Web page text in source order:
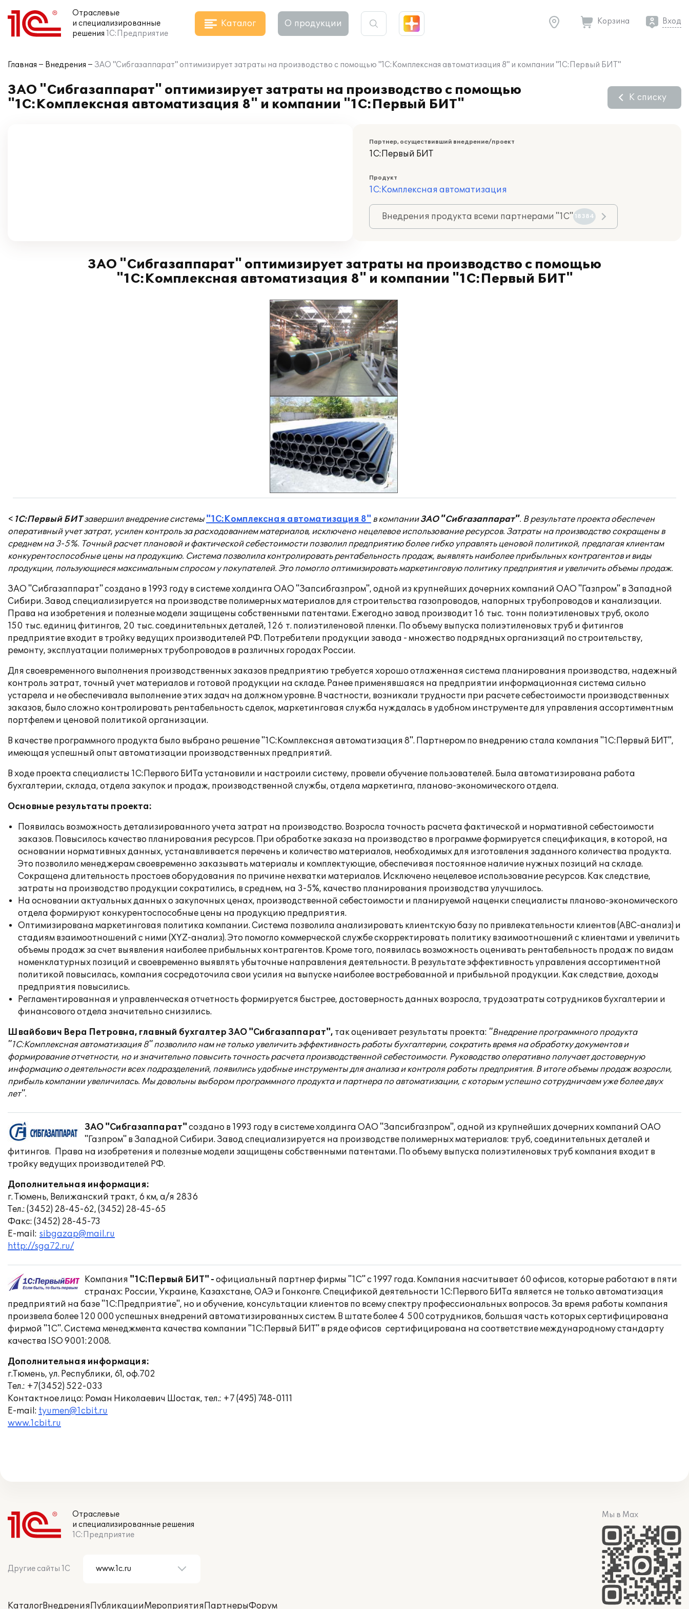
Отраслевые
и специализированные
решения 1С:Предприятие
Каталог О продукции Корзина Вход
Главная Внедрения ЗАО "Сибгазаппарат" оптимизирует затраты на производство с помощью "1С:Комплексная автоматизация 8" и компании "1С:Первый БИТ"
ЗАО "Сибгазаппарат" оптимизирует затраты на производство с помощью
"1С:Комплексная автоматизация 8" и компании "1С:Первый БИТ"
К списку
Партнер, осуществивший внедрение/проект
1С:Первый БИТ
Продукт
1С:Комплексная автоматизация
Внедрения продукта всеми партнерами "1С" 18384
ЗАО "Сибгазаппарат" оптимизирует затраты на производство с помощью
"1С:Комплексная автоматизация 8" и компании "1С:Первый БИТ"
< 1С:Первый БИТзавершил внедрение системы "1С:Комплексная автоматизация 8" в компанииЗАО "Сибгазаппарат". В результате проекта обеспечен
оперативный учет затрат, усилен контроль за расходованием материалов, исключено нецелевое использование ресурсов. Затраты на производство сокращены в
среднем на 3-5%. Точный расчет плановой и фактической себестоимости позволил предприятию более гибко управлять ценовой политикой, предлагая клиентам
конкурентоспособные цены на продукцию. Система позволила контролировать рентабельность продаж, выявлять наиболее прибыльных контрагентов и виды
продукции, пользующиеся максимальным спросом у покупателей. Это помогло оптимизировать маркетинговую политику предприятия и увеличить объемы продаж.
ЗАО "Сибгазаппарат" создано в 1993 году в системе холдинга ОАО "Запсибгазпром", одной из крупнейших дочерних компаний ОАО "Газпром" в Западной
Сибири. Завод специализируется на производстве полимерных материалов для строительства газопроводов, напорных трубопроводов и канализации.
Права на изобретения и полезные модели защищены собственными патентами. Ежегодно завод производит 16 тыс. тонн полиэтиленовых труб, около
150 тыс. единиц фитингов, 20 тыс. соединительных деталей, 126 т. полиэтиленовой пленки. По объему выпуска полиэтиленовых труб и фитингов
предприятие входит в тройку ведущих производителей РФ. Потребители продукции завода - множество подрядных организаций по строительству,
ремонту, эксплуатации полимерных трубопроводов в различных городах России.
Для своевременного выполнения производственных заказов предприятию требуется хорошо отлаженная система планирования производства, надежный
контроль затрат, точный учет материалов и готовой продукции на складе. Ранее применявшаяся на предприятии информационная система сильно
устарела и не обеспечивала выполнение этих задач на должном уровне. В частности, возникали трудности при расчете себестоимости производственных
заказов, было сложно контролировать рентабельность сделок, маркетинговая служба нуждалась в удобном инструменте для управления ассортиментным
портфелем и ценовой политикой организации.
В качестве программного продукта было выбрано решение "1С:Комплексная автоматизация 8". Партнером по внедрению стала компания "1С:Первый БИТ",
имеющая успешный опыт автоматизации производственных предприятий.
В ходе проекта специалисты 1С:Первого БИТа установили и настроили систему, провели обучение пользователей. Была автоматизирована работа
бухгалтерии, склада, отдела закупок и продаж, производственной службы, отдела маркетинга, планово-экономического отдела.
Основные результаты проекта:
Появилась возможность детализированного учета затрат на производство. Возросла точность расчета фактической и нормативной себестоимости
заказов. Повысилось качество планирования ресурсов. При обработке заказа на производство в программе формируется спецификация, в которой, на
основании нормативных данных, устанавливается перечень и количество материалов, необходимых для изготовления заданного количества продукта.
Это позволило менеджерам своевременно заказывать материалы и комплектующие, обеспечивая постоянное наличие нужных позиций на складе.
Сокращена длительность простоев оборудования по причине нехватки материалов. Исключено нецелевое использование ресурсов. Как следствие,
затраты на производство продукции сократились, в среднем, на 3-5%, качество планирования производства улучшилось.
На основании актуальных данных о закупочных ценах, производственной себестоимости и планируемой наценки специалисты планово-экономического
отдела формируют конкурентоспособные цены на продукцию предприятия.
Оптимизирована маркетинговая политика компании. Система позволила анализировать клиентскую базу по привлекательности клиентов (ABC-анализ) и
стадиям взаимоотношений с ними (XYZ-анализ). Это помогло коммерческой службе скорректировать политику взаимоотношений с клиентами и увеличить
объемы продаж за счет выявления наиболее прибыльных контрагентов. Кроме того, появилась возможность оценивать рентабельность продаж по видам
номенклатурных позиций и своевременно выявлять убыточные направления деятельности. В результате эффективность управления ассортиментной
политикой повысилась, компания сосредоточила свои усилия на выпуске наиболее востребованной и прибыльной продукции. Как следствие, доходы
предприятия повысились.
Регламентированная и управленческая отчетность формируется быстрее, достоверность данных возросла, трудозатраты сотрудников бухгалтерии и
финансового отдела значительно снизились.
Швайбович Вера Петровна, главный бухгалтер ЗАО "Сибгазаппарат", так оценивает результаты проекта: "Внедрение программного продукта
"1С:Комплексная автоматизация 8" позволило нам не только увеличить эффективность работы бухгалтерии, сократить время на обработку документов и
формирование отчетности, но и значительно повысить точность расчета производственной себестоимости. Руководство оперативно получает достоверную
информацию о деятельности всех подразделений, появились удобные инструменты для анализа и контроля работы предприятия. В итоге объемы продаж возросли,
прибыль компании увеличилась. Мы довольны выбором программного продукта и партнера по автоматизации, с которым успешно сотрудничаем уже более двух
лет".
ЗАО "Сибгазаппарат" создано в 1993 году в системе холдинга ОАО "Запсибгазпром", одной из крупнейших дочерних компаний ОАО
"Газпром" в Западной Сибири. Завод специализируется на производстве полимерных материалов: труб, соединительных деталей и
фитингов. Права на изобретения и полезные модели защищены собственными патентами. По объему выпуска полиэтиленовых труб компания входит в
тройку ведущих производителей РФ.
Дополнительная информация:
г. Тюмень, Велижанский тракт, 6 км, а/я 2836
Тел.: (3452) 28-45-62, (3452) 28-45-65
Факс: (3452) 28-45-73
E-mail: sibgazap@mail.ru
http://sga72.ru/
Компания "1С:Первый БИТ" - официальный партнер фирмы "1С" с 1997 года. Компания насчитывает 60 офисов, которые работают в пяти
странах: России, Украине, Казахстане, ОАЭ и Гонконге. Спецификой деятельности 1С:Первого БИТа является не только автоматизация
предприятий на базе "1С:Предприятие", но и обучение, консультации клиентов по всему спектру профессиональных вопросов. За время работы компания
произвела более 120 000 успешных внедрений автоматизированных систем. В штате более 4 500 сотрудников, большая часть которых сертифицирована
фирмой "1С". Система менеджмента качества компании "1С:Первый БИТ" в ряде офисов сертифицирована на соответствие международному стандарту
качества ISO 9001:2008.
Дополнительная информация:
г.Тюмень, ул. Республики, 61, оф.702
Тел.: +7(3452) 522-033
Контактное лицо: Роман Николаевич Шостак, тел.: +7 (495) 748-0111
E-mail: tyumen@1cbit.ru
www.1cbit.ru
Отраслевые
и специализированные решения
1С:Предприятие
Другие сайты 1С
КаталогВнедренияПубликацииМероприятияПартнерыФорум
Мы в Max